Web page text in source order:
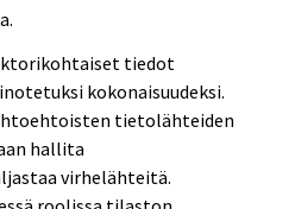
tiedot
kokonaisuudeksi.
tietolähteiden
hallita
virhelähteitä.